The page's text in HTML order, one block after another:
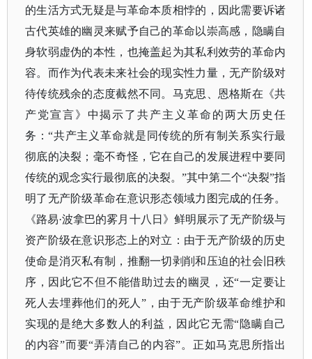
的生活方式无疑是与革命本质相悖的，因此需要诉诸
古代英雄的幽灵来赋予自己的革命以崇高感，隐瞒自
身软弱虚伪的本性，也掩盖起为其私利效劳的革命内
容。而作为代表未来社会的现实性力量，无产阶级对
待传统残余的态度截然不同。马克思、恩格斯在《共
产党宣言》中揭示了共产主义革命的两大历史任
务：“共产主义革命就是同传统的所有制关系实行最
彻底的决裂；毫不奇怪，它在自己的发展进程中要同
传统的观念实行最彻底的决裂。”其中第二个“决裂”指
明了无产阶级革命在意识形态领域力图完成的任务。
《路易·波拿巴的雾月十八日》鲜明展示了无产阶级与
资产阶级在意识形态上的对立：由于无产阶级的历史
使命是消灭私有制，推翻一切剥削和压迫的社会旧秩
序，因此它不但不能借助过去的幽灵，还“一定要让
死人去埋葬他们的死人”，由于无产阶级革命维护和
实现的是绝大多数人的利益，因此它无需“隐瞒自己
的内容”而要“弄清自己的内容”。正如马克思所指出